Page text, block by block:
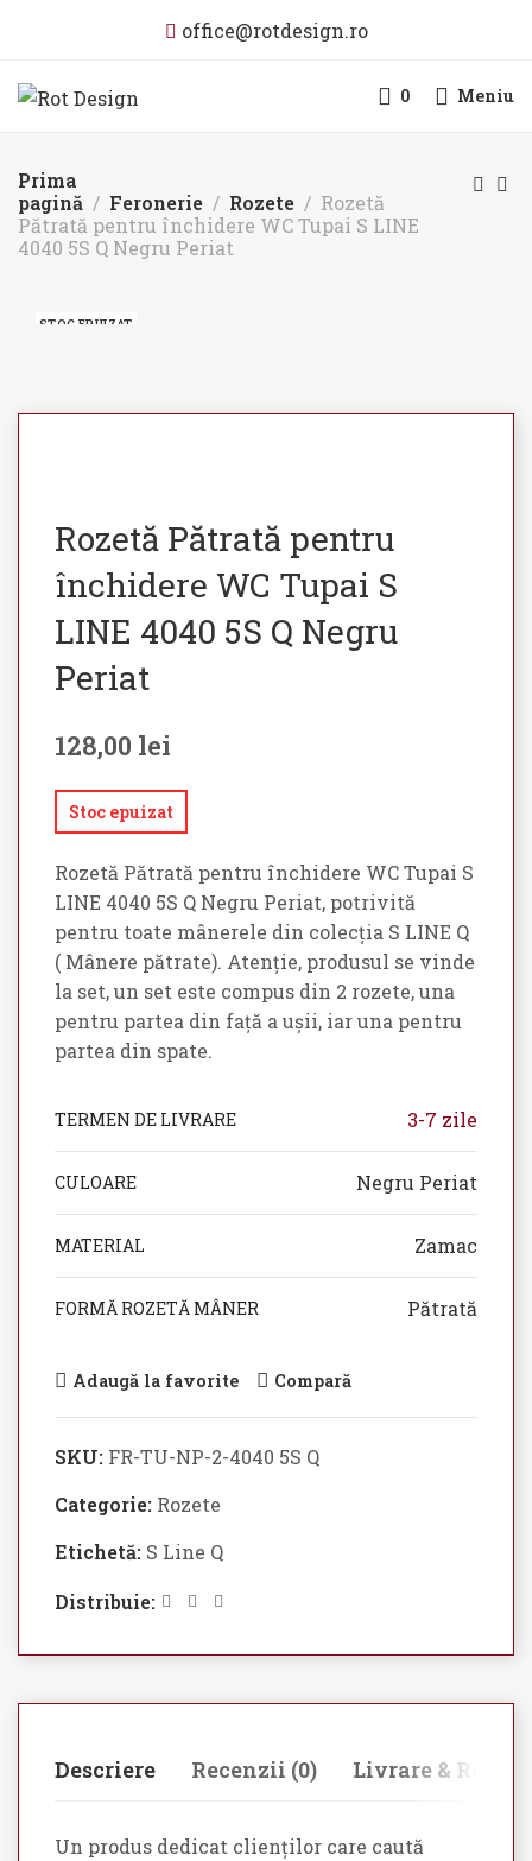
office@rotdesign.ro
0 Meniu
Prima
pagină
Feronerie Rozete
Rozetă
Pătrată pentru închidere WC Tupai S LINE
4040 5S Q Negru Periat
STOC EPUIZAT
Rozetă Pătrată pentru
închidere WC Tupai S
LINE 4040 5S Q Negru
Periat
128,00 lei
Stoc epuizat
Rozetă Pătrată pentru închidere WC Tupai S
LINE 4040 5S Q Negru Periat, potrivită
pentru toate mânerele din colecția S LINE Q
( Mânere pătrate). Atenție, produsul se vinde
la set, un set este compus din 2 rozete, una
pentru partea din față a ușii, iar una pentru
partea din spate.
TERMEN DE LIVRARE 3-7 zile
CULOARE Negru Periat
MATERIAL Zamac
FORMĂ ROZETĂ MÂNER Pătrată
Adaugă la favorite Compară
SKU: FR-TU-NP-2-4040 5S Q
Categorie: Rozete
Etichetă: S Line Q
Distribuie:
Descriere Recenzii (0) Livrare & Retur
Un produs dedicat clienților care caută